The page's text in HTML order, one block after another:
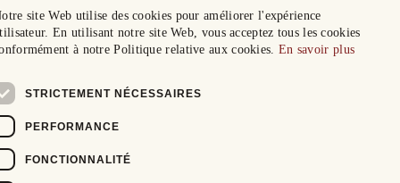
site Web utilise des cookies pour améliorer l'expérience
En utilisant notre site Web, vous acceptez tous les cookies
à notre Politique relative aux cookies. En savoir plus
STRICTEMENT NÉCESSAIRES
PERFORMANCE
FONCTIONNALITÉ